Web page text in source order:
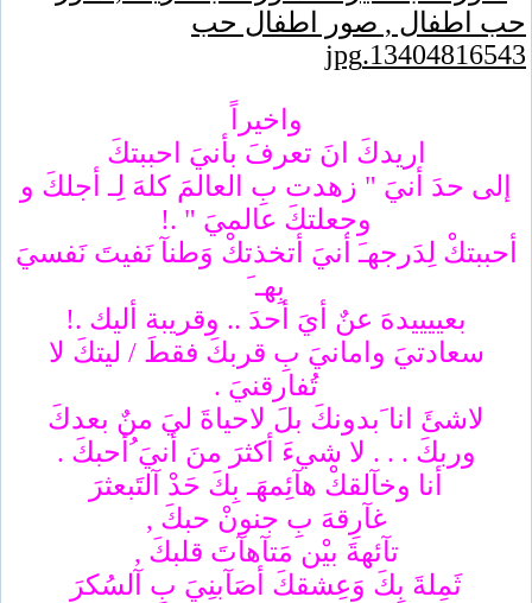
واخيراً
اريدكَ انَ تعرفَ بأنيَ احببتكَ
إلى حدَ أنيَ " زهدت بِ العالمَ كلهَ لِـ أجلكَ و
وجعلتكَ عالميَ " .!
أحببتكْ لِدَرجهـَ أنيَ أتخذتكْ وَطنآ نَفيتَ نَفسيَ
بِهـ َ
بعييييدهَ عنٌ أيَ أحدَ .. وقريبة أليك .!
سعادتيَ وامانيَ بِ قربكَ فقطَ / ليتكَ لا
تُفارقنيَ .
لاشئَ انا َبدونكَ بلَ لاحياةَ ليَ منٌ بعدكَ
وربكَ . . . لا شيءَ أكثرَ منَ أنيَ ُأحبكَ .
أنا وخآلقكْ هآئِمهَـ بِكَ حَدْ آلتَبعثرَ
غآرِقهَ بِ جنونْ حبكَ ,
تآئهةَ بيْن مَتآهآتَ قلبكَ ,
ثَمِلةَ بِكَ وَعِشقكَ أصَآبنِيَ بِ آلسُكرَ